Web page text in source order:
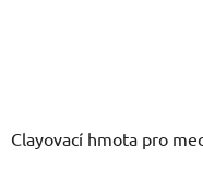
Clayovací hmota pro